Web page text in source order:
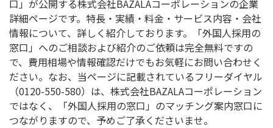
口」が公開する株式会社BAZALAコーポレーションの企業
詳細ページです。特長・実績・料金・サービス内容・会社
情報について、詳しく紹介しております。「外国人採用の
窓口」へのご相談および紹介のご依頼は完全無料ですの
で、費用相場や情報確認だけでもお気軽にお問い合わせく
ださい。なお、当ページに記載されているフリーダイヤル
（0120-550-580）は、株式会社BAZALAコーポレーション
ではなく、「外国人採用の窓口」のマッチング案内窓口に
つながりますので、予めご了承くださいませ。